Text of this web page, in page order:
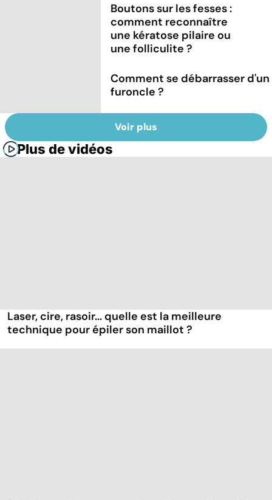
Boutons sur les fesses :
comment reconnaître
une kératose pilaire ou
une folliculite ?
Comment se débarrasser d'un
furoncle ?
Voir plus
Plus de vidéos
Laser, cire, rasoir... quelle est la meilleure
technique pour épiler son maillot ?